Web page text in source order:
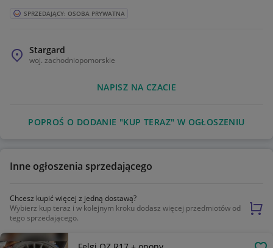
SPRZEDAJĄCY: OSOBA PRYWATNA
Stargard
woj. zachodniopomorskie
NAPISZ NA CZACIE
POPROŚ O DODANIE "KUP TERAZ" W OGŁOSZENIU
Inne ogłoszenia sprzedającego
Chcesz kupić więcej z jedną dostawą?
Wybierz kup teraz i w kolejnym kroku dodasz więcej przedmiotów od
tego sprzedającego.